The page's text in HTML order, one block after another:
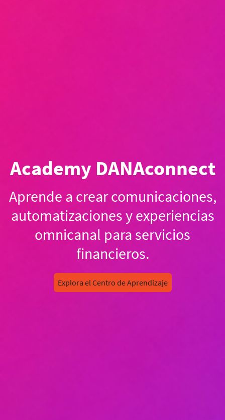
Academy DANAconnect
Aprende a crear comunicaciones,
automatizaciones y experiencias
omnicanal para servicios
financieros.
Explora el Centro de Aprendizaje